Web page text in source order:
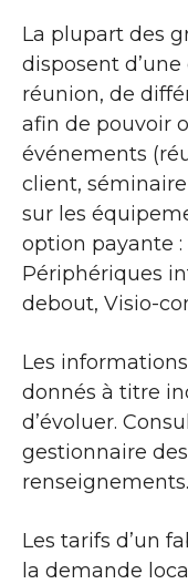
La plupart des
disposent
réunion, de
afin de pouvoir
événements
client,
sur les
option payante
Périphériques
debout, Visio-
Les
donnés à titre
d’évoluer.
gestionnaire
renseignements.
Les tarifs d’un
la demande